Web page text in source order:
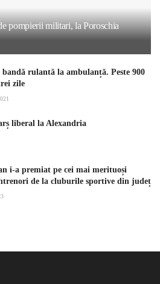
pompierii militari, la Poroschia
rulantă la ambulanță. Peste 900
zile
liberal la Alexandria
i-a premiat pe cei mai merituoși
de la cluburile sportive din județ